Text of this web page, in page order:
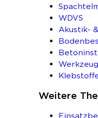
WDVS
Akustik-
Weitere